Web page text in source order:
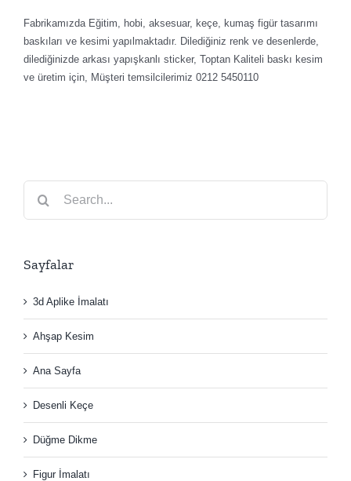
Fabrikamızda Eğitim, hobi, aksesuar, keçe, kumaş figür tasarımı
baskıları ve kesimi yapılmaktadır. Dilediğiniz renk ve desenlerde,
dilediğinizde arkası yapışkanlı sticker, Toptan Kaliteli baskı kesim
ve üretim için, Müşteri temsilcilerimiz 0212 5450110
Sayfalar
3d Aplike İmalatı
Ahşap Kesim
Ana Sayfa
Desenli Keçe
Düğme Dikme
Figur İmalatı